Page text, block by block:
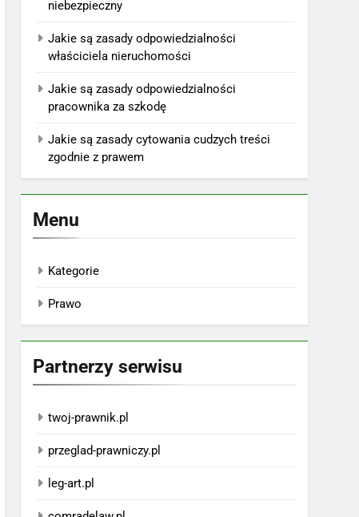
niebezpieczny
Jakie są zasady odpowiedzialności
właściciela nieruchomości
Jakie są zasady odpowiedzialności
pracownika za szkodę
Jakie są zasady cytowania cudzych treści
zgodnie z prawem
Menu
Kategorie
Prawo
Partnerzy serwisu
twoj-prawnik.pl
przeglad-prawniczy.pl
leg-art.pl